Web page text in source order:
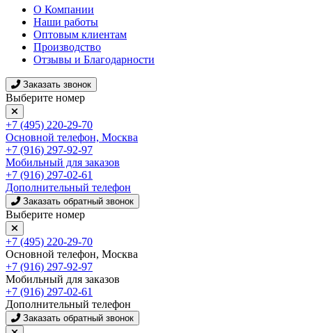
О Компании
Наши работы
Оптовым клиентам
Производство
Отзывы и Благодарности
Заказать звонок
Выберите номер
+7 (495) 220-29-70
Основной телефон, Москва
+7 (916) 297-92-97
Мобильный для заказов
+7 (916) 297-02-61
Дополнительный телефон
Заказать обратный звонок
Выберите номер
+7 (495) 220-29-70
Основной телефон, Москва
+7 (916) 297-92-97
Мобильный для заказов
+7 (916) 297-02-61
Дополнительный телефон
Заказать обратный звонок